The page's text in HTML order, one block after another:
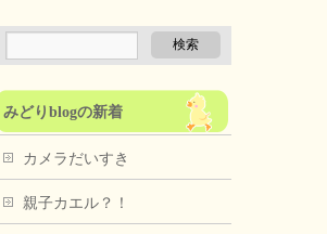
みどりblogの新着
カメラだいすき
親子カエル？！